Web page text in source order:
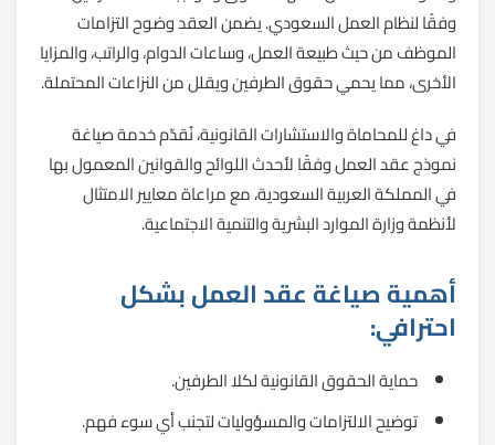
وفقًا لنظام العمل السعودي. يضمن العقد وضوح التزامات
الموظف من حيث طبيعة العمل، وساعات الدوام، والراتب، والمزايا
الأخرى، مما يحمي حقوق الطرفين ويقلل من النزاعات المحتملة.
في داغ للمحاماة والاستشارات القانونية، نُقدّم خدمة صياغة
نموذج عقد العمل وفقًا لأحدث اللوائح والقوانين المعمول بها
في المملكة العربية السعودية، مع مراعاة معايير الامتثال
لأنظمة وزارة الموارد البشرية والتنمية الاجتماعية.
أهمية صياغة عقد العمل بشكل
احترافي:
حماية الحقوق القانونية لكلا الطرفين.
توضيح الالتزامات والمسؤوليات لتجنب أي سوء فهم.